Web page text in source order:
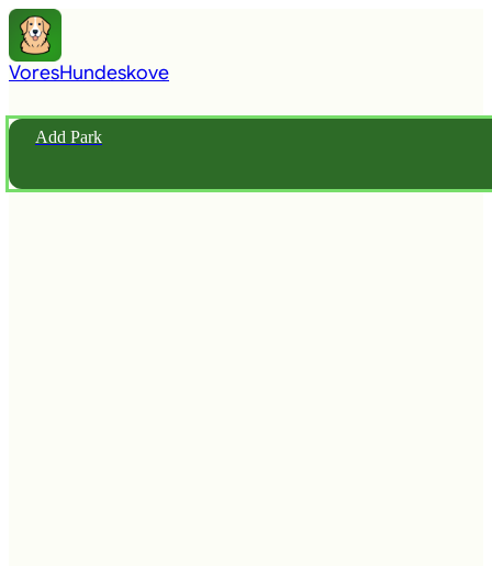
VoresHundeskove
Add Park